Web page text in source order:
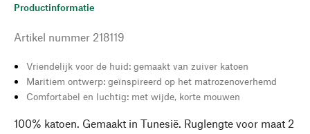
Productinformatie
Artikel nummer 218119
Vriendelijk voor de huid: gemaakt van zuiver katoen
Maritiem ontwerp: geïnspireerd op het matrozenoverhemd
Comfortabel en luchtig: met wijde, korte mouwen
100% katoen. Gemaakt in Tunesië. Ruglengte voor maat 2